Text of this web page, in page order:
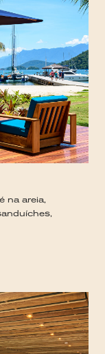
na areia,